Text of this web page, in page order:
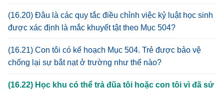
(16.20) Đâu là các quy tắc điều chỉnh việc kỷ luật học sinh
được xác định là mắc khuyết tật theo Mục 504?
(16.21) Con tôi có kế hoạch Mục 504. Trẻ được bảo vệ
chống lại sự bắt nạt ở trường như thế nào?
(16.22) Học khu có thể trả đũa tôi hoặc con tôi vì đã sử